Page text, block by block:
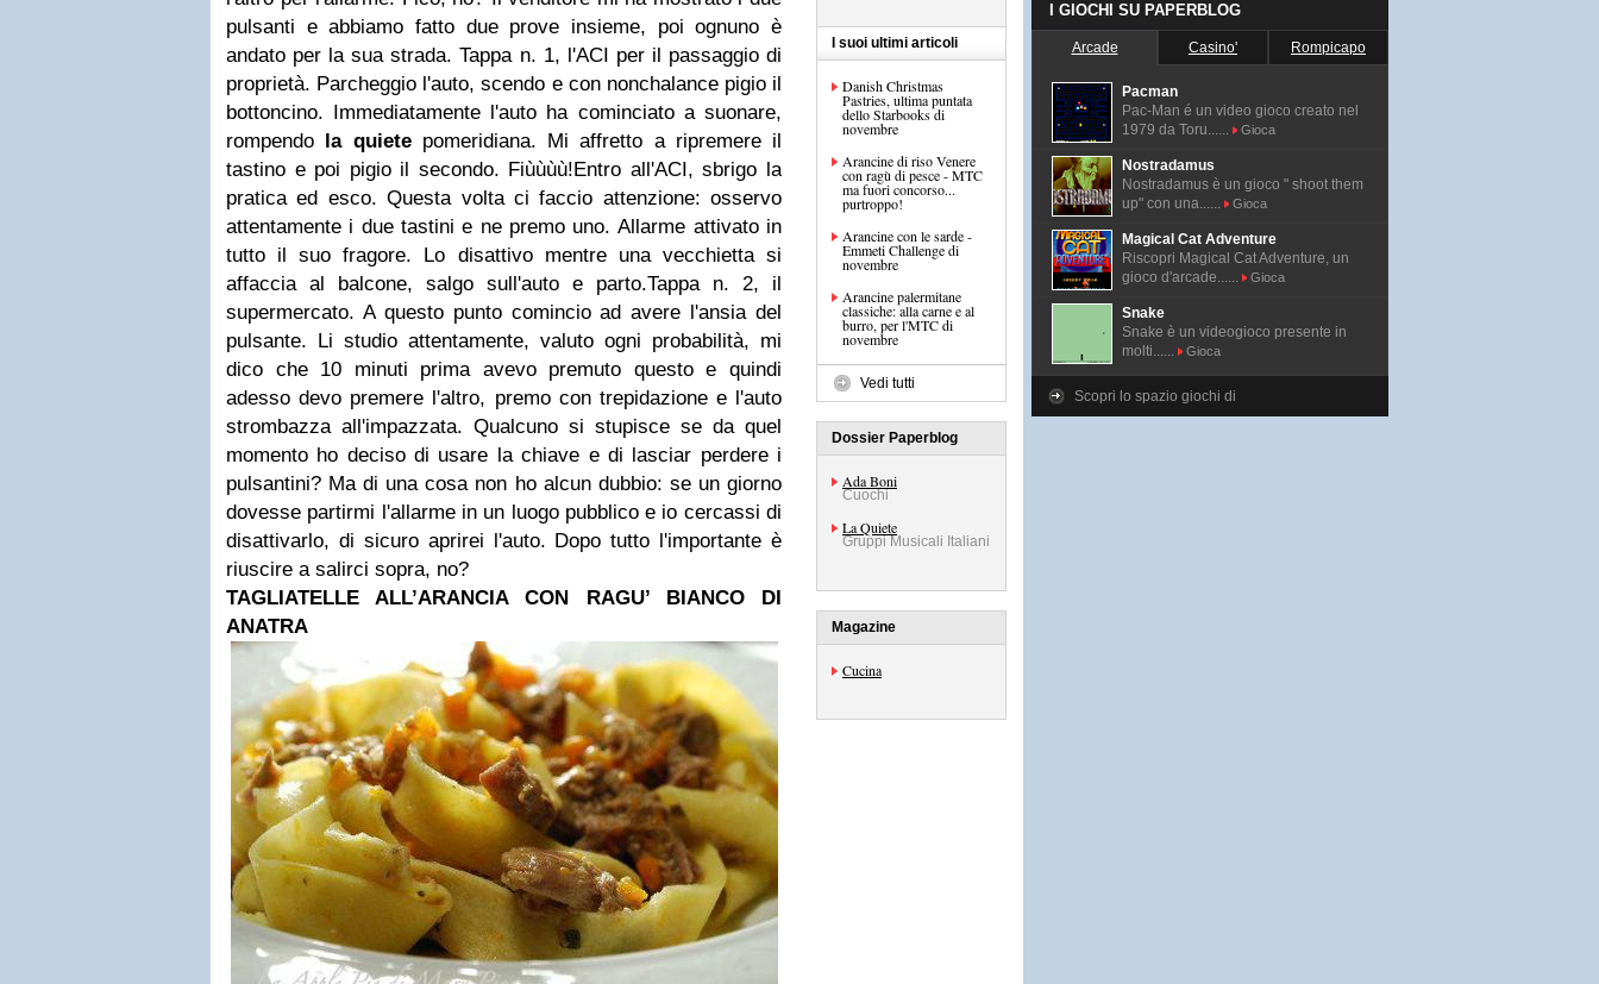
pulsanti e abbiamo fatto due prove insieme, poi ognuno è
andato per la sua strada.Tappa n. 1, l'ACI per il passaggio di
proprietà. Parcheggio l'auto, scendo e con nonchalance pigio il
bottoncino. Immediatamente l'auto ha cominciato a suonare,
rompendo la quietepomeridiana. Mi affretto a ripremere il
tastino e poi pigio il secondo. Fiùùùù!Entro all'ACI, sbrigo la
pratica ed esco.Questa volta ci faccio attenzione: osservo
attentamente i due tastini e ne premo uno.Allarme attivato in
tutto il suo fragore. Lo disattivo mentre una vecchietta si
affaccia al balcone, salgo sull'auto e parto.Tappa n. 2, il
supermercato. A questo punto comincio ad avere l'ansia del
pulsante. Li studio attentamente, valuto ogni probabilità, mi
dico che 10 minuti prima avevo premuto questo e quindi
adesso devo premere l'altro, premo con trepidazione e l'auto
strombazza all'impazzata. Qualcuno si stupisce se da quel
momento ho deciso di usare la chiave e di lasciar perdere i
pulsantini? Ma di una cosa non ho alcun dubbio: se un giorno
dovesse partirmi l'allarme in un luogo pubblico e io cercassi di
disattivarlo, di sicuro aprirei l'auto. Dopo tutto l'importante è
riuscire a salirci sopra, no?
TAGLIATELLE ALL’ARANCIA CON RAGU’ BIANCO DI
ANATRA
I suoi ultimi articoli
Danish Christmas
Pastries, ultima puntata
dello Starbooks di
novembre
Arancine di riso Venere
con ragù di pesce - MTC
ma fuori concorso...
purtroppo!
Arancine con le sarde -
Emmeti Challenge di
novembre
Arancine palermitane
classiche: alla carne e al
burro, per l'MTC di
novembre
Vedi tutti
Dossier Paperblog
Ada Boni
Cuochi
La Quiete
Gruppi Musicali Italiani
Magazine
Cucina
I GIOCHI SU PAPERBLOG
Arcade Casino' Rompicapo
Pacman
Pac-Man é un video gioco creato nel
1979 da Toru......
Gioca
Nostradamus
Nostradamus è un gioco " shoot them
up" con una......
Gioca
Magical Cat Adventure
Riscopri Magical Cat Adventure, un
gioco d'arcade......
Gioca
Snake
Snake è un videogioco presente in
molti......
Gioca
Scopri lo spazio giochi di